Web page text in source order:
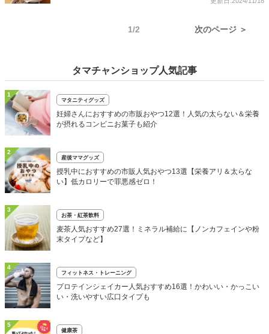
1/2 次のページ ＞
タマチャンショップ人気記事
1
マタニティグッズ
妊婦さんにおすすめの市販おやつ12選！人気の太らない＆栄養
が摂れるコンビニお菓子も紹介
2
産後ママグッズ
授乳中におすすめの市販人気おやつ13選【栄養アリ＆太らな
い】低カロリーで罪悪感ゼロ！
3
お茶・紅茶飲料
麦茶人気おすすめ27選！ミネラル補給に【ノンカフェインや粉
末タイプなど】
4
フィットネス・トレーニング
プロテインシェイカー人気おすすめ16選！かわいい・かっこい
い・洗いやすい広口タイプも
5
健康茶